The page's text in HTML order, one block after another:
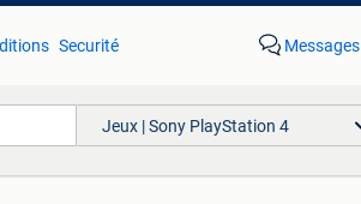
Securité Messages
Jeux | Sony PlayStation 4